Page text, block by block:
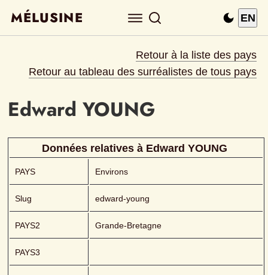
MÉLUSINE EN
Retour à la liste des pays
Retour au tableau des surréalistes de tous pays
Edward YOUNG
Données relatives à Edward YOUNG
PAYS Environs
Slug edward-young
PAYS2 Grande-Bretagne
PAYS3